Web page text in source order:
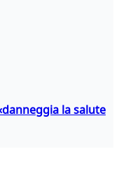
la salute